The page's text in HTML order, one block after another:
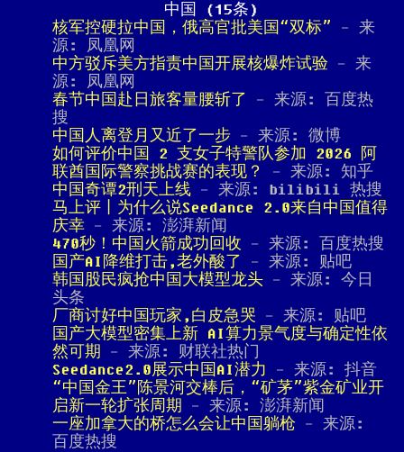
中国 (15条)
核军控硬拉中国，俄高官批美国“双标” - 来
源: 凤凰网
中方驳斥美方指责中国开展核爆炸试验 - 来
源: 凤凰网
春节中国赴日旅客量腰斩了
- 来源: 百度热
搜
中国人离登月又近了一步 - 来源: 微博
如何评价中国 2 支女子特警队参加 2026 阿
联酋国际警察挑战赛的表现？
- 来源: 知乎
中国奇谭2刑天上线 - 来源: bilibili 热搜
马上评丨为什么说Seedance 2.0来自中国值得
庆幸 - 来源: 澎湃新闻
470秒！中国火箭成功回收 - 来源: 百度热搜
国产AI降维打击,老外酸了
- 来源: 贴吧
韩国股民疯抢中国大模型龙头 - 来源: 今日
头条
厂商讨好中国玩家,白皮急哭 - 来源: 贴吧
国产大模型密集上新 AI算力景气度与确定性依
然可期 - 来源: 财联社热门
Seedance2.0展示中国AI潜力 - 来源: 抖音
“中国金王”陈景河交棒后，“矿茅”紫金矿业开
启新一轮扩张周期 - 来源: 澎湃新闻
一座加拿大的桥怎么会让中国躺枪 - 来源:
百度热搜